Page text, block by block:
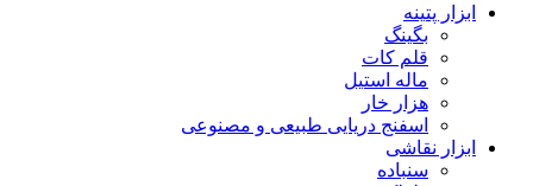
ابزار پتینه
بگینگ
قلم کات
ماله استیل
هزار خار
اسفنج دریایی طبیعی و مصنوعی
ابزار نقاشی
سنباده